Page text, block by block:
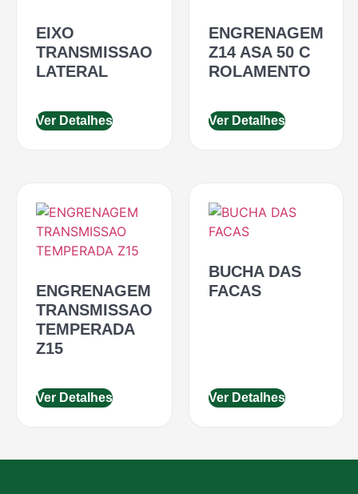
EIXO
TRANSMISSAO
LATERAL
Ver Detalhes
ENGRENAGEM
Z14 ASA 50 C
ROLAMENTO
Ver Detalhes
ENGRENAGEM
TRANSMISSAO
TEMPERADA
Z15
Ver Detalhes
BUCHA DAS
FACAS
Ver Detalhes